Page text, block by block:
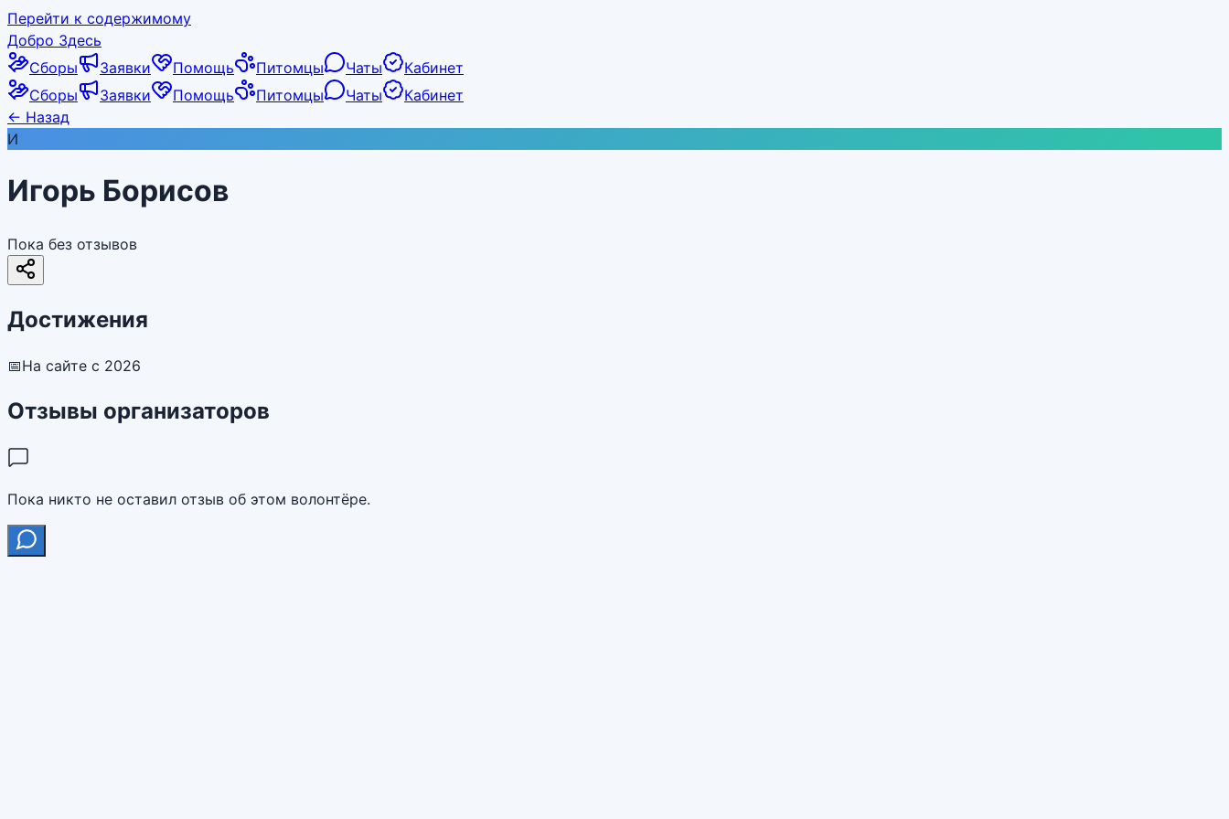
Перейти к содержимому
Добро Здесь
Сборы
Заявки Помощь Питомцы Чаты
Кабинет
Сборы
Заявки Помощь Питомцы Чаты
Кабинет
← Назад
И
Игорь Борисов
Пока без отзывов
Достижения
📅На сайте с 2026
Отзывы организаторов
Пока никто не оставил отзыв об этом волонтёре.